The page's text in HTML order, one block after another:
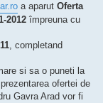
a aparut Oferta
2012 împreuna cu
, completand
si sa o puneti la
ofertei de
Gavra Arad vor fi